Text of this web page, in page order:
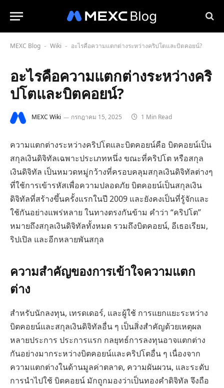
MEXC Blog - Wiki - อะไรคือความแตกต่างระหว่างคริปโตและบิตคอยน์?
อะไรคือความแตกต่างระหว่างคริ
ปโตและบิตคอยน์?
MEXC Wiki กรกฎาคม 15, 2025 1 Min Read
ความแตกต่างระหว่างคริปโตและบิตคอยน์คือ บิตคอยน์เป็น
สกุลเงินดิจิทัลเฉพาะประเภทหนึ่ง ขณะที่คริปโต หรือสกุล
เงินดิจิทัล เป็นหมวดหมู่กว้างที่ครอบคลุมสกุลเงินดิจิทัลต่างๆ
ที่ใช้การเข้ารหัสเพื่อความปลอดภัย บิตคอยน์เป็นสกุลเงิน
ดิจิทัลที่สร้างขึ้นครั้งแรกในปี 2009 และยังคงเป็นที่รู้จักและ
ใช้กันอย่างแพร่หลาย ในทางตรงกันข้าม คำว่า “คริปโต”
หมายถึงสกุลเงินดิจิทัลทั้งหมด รวมถึงบิตคอยน์, อีเธอเรียม,
ริปเปิล และอีกหลายพันสกุล
ความสำคัญของการเข้าใจความแตก
ต่าง
สำหรับนักลงทุน, เทรดเดอร์, และผู้ใช้ การแยกแยะระหว่าง
บิตคอยน์และสกุลเงินดิจิทัลอื่น ๆ เป็นสิ่งสำคัญด้วยเหตุผล
หลายประการ ประการแรก กลยุทธ์การลงทุนอาจแตกต่าง
กันอย่างมากระหว่างบิตคอยน์และคริปโตอื่น ๆ เนื่องจาก
ความแตกต่างในด้านมูลค่าตลาด, ความผันผวน, และระดับ
การนำไปใช้ บิตคอยน์ มักถูกมองว่าเป็นทองคำดิจิทัล จึงถือ